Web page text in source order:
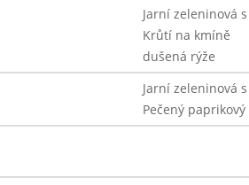
Jarní zeleninová
Krůtí na kmíně
dušená rýže
Jarní zeleninová
Pečený